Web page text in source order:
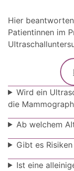
Hier
Patientinnen im
Wird ein
die
Ab welchem
Gibt es
Ist eine